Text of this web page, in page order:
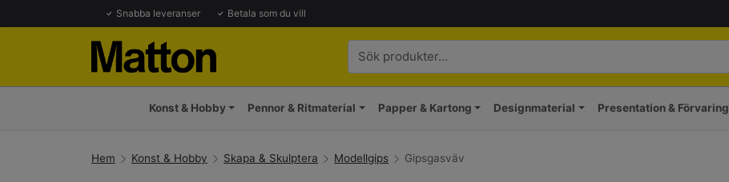
Snabba leveranser Betala som du vill
Konst & Hobby Pennor & Ritmaterial Papper & Kartong Designmaterial Presentation & Förvaring
Hem Konst & Hobby Skapa & Skulptera Modellgips Gipsgasväv